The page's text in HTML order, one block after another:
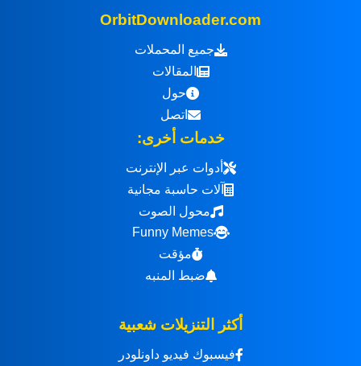
OrbitDownloader.com
جميع المحملات
المقالات
حول
اتصل
خدمات أخرى:
أدوات عبر الإنترنت
آلات حاسبة مجانية
محول الصوت
Funny Memes
مؤقت
ضبط المنبه
أكثر التنزيلات شعبية
فيسبوك فيديو داونلودر